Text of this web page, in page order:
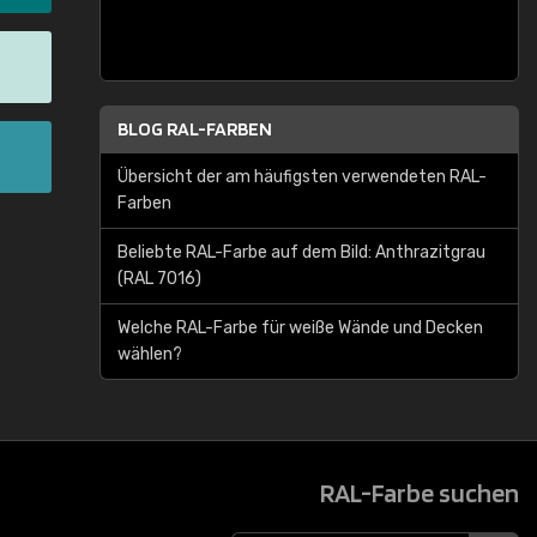
BLOG RAL-FARBEN
Übersicht der am häufigsten verwendeten RAL-
Farben
Beliebte RAL-Farbe auf dem Bild: Anthrazitgrau
(RAL 7016)
Welche RAL-Farbe für weiße Wände und Decken
wählen?
RAL-Farbe suchen